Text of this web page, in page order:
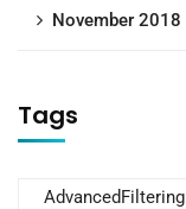
November 2018
Tags
AdvancedFiltering